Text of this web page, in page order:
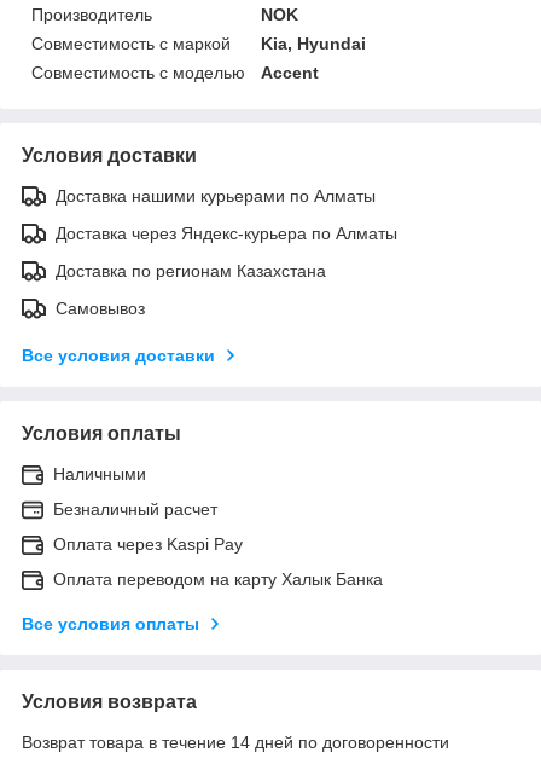
Производитель
NOK
Совместимость с маркой
Kia, Hyundai
Совместимость с моделью
Accent
Условия доставки
Доставка нашими курьерами по Алматы
Доставка через Яндекс-курьера по Алматы
Доставка по регионам Казахстана
Самовывоз
Все условия доставки
Условия оплаты
Наличными
Безналичный расчет
Оплата через Kaspi Pay
Оплата переводом на карту Халык Банка
Все условия оплаты
Условия возврата
Возврат товара в течение 14 дней по договоренности